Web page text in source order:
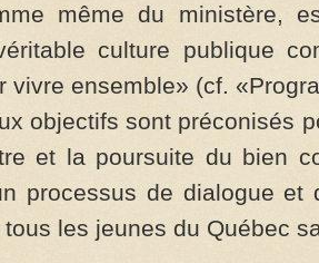
même du ministère,
culture publique
vivre ensemble» (cf.
objectifs sont préconisés
et la poursuite du bien
processus de dialogue et
les jeunes du Québec